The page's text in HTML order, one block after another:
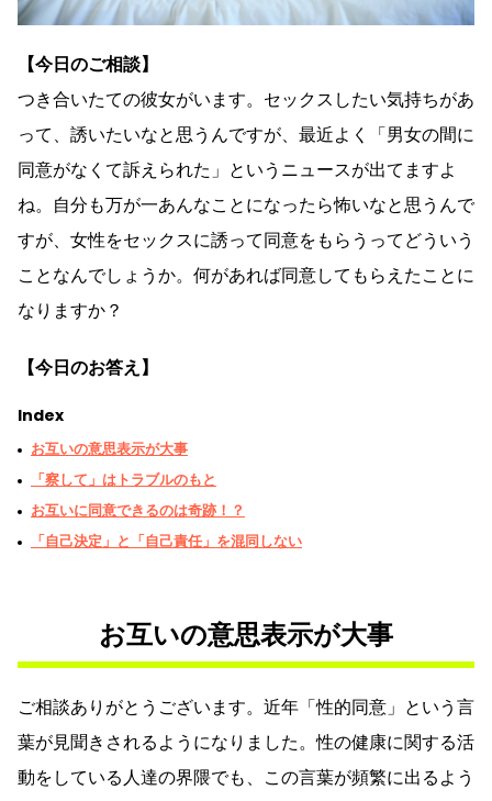
【今日のご相談】
つき合いたての彼女がいます。セックスしたい気持ちがあ
って、誘いたいなと思うんですが、最近よく「男女の間に
同意がなくて訴えられた」というニュースが出てますよ
ね。自分も万が一あんなことになったら怖いなと思うんで
すが、女性をセックスに誘って同意をもらうってどういう
ことなんでしょうか。何があれば同意してもらえたことに
なりますか？
【今日のお答え】
Index
お互いの意思表示が大事
「察して」はトラブルのもと
お互いに同意できるのは奇跡！？
「自己決定」と「自己責任」を混同しない
お互いの意思表示が大事
ご相談ありがとうございます。近年「性的同意」という言
葉が見聞きされるようになりました。性の健康に関する活
動をしている人達の界隈でも、この言葉が頻繁に出るよう